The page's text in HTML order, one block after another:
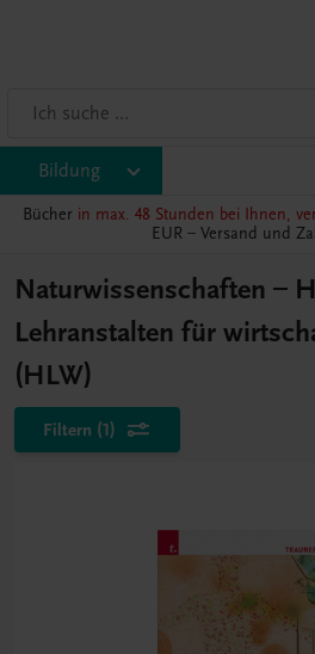
Bildung
Bücher in max. 48 Stunden bei Ihnen,
EUR – Versand und
Naturwissenschaften –
Lehranstalten für
(HLW)
Filtern (1)